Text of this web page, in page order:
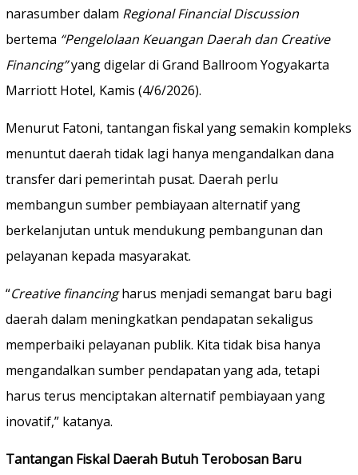
narasumber dalam Regional Financial Discussion
bertema “Pengelolaan Keuangan Daerah dan Creative
Financing”yang digelar di Grand Ballroom Yogyakarta
Marriott Hotel, Kamis (4/6/2026).
Menurut Fatoni, tantangan fiskal yang semakin kompleks
menuntut daerah tidak lagi hanya mengandalkan dana
transfer dari pemerintah pusat. Daerah perlu
membangun sumber pembiayaan alternatif yang
berkelanjutan untuk mendukung pembangunan dan
pelayanan kepada masyarakat.
“Creative financingharus menjadi semangat baru bagi
daerah dalam meningkatkan pendapatan sekaligus
memperbaiki pelayanan publik. Kita tidak bisa hanya
mengandalkan sumber pendapatan yang ada, tetapi
harus terus menciptakan alternatif pembiayaan yang
inovatif,” katanya.
Tantangan Fiskal Daerah Butuh Terobosan Baru